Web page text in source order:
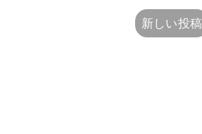
新しい投稿